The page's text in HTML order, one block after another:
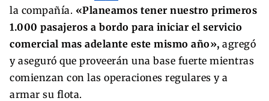
la compañía. «Planeamos tener nuestro primeros
1.000 pasajeros a bordo para iniciar el servicio
comercial mas adelante este mismo año», agregó
y aseguró que proveerán una base fuerte mientras
comienzan con las operaciones regulares y a
armar su flota.